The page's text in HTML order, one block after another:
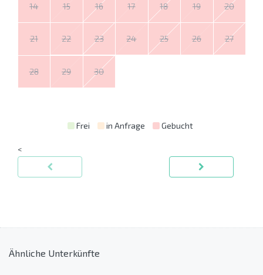
14 15 16 17 18 19 20
21 22 23 24 25 26 27
28 29 30
Frei in Anfrage Gebucht
<
Ähnliche Unterkünfte